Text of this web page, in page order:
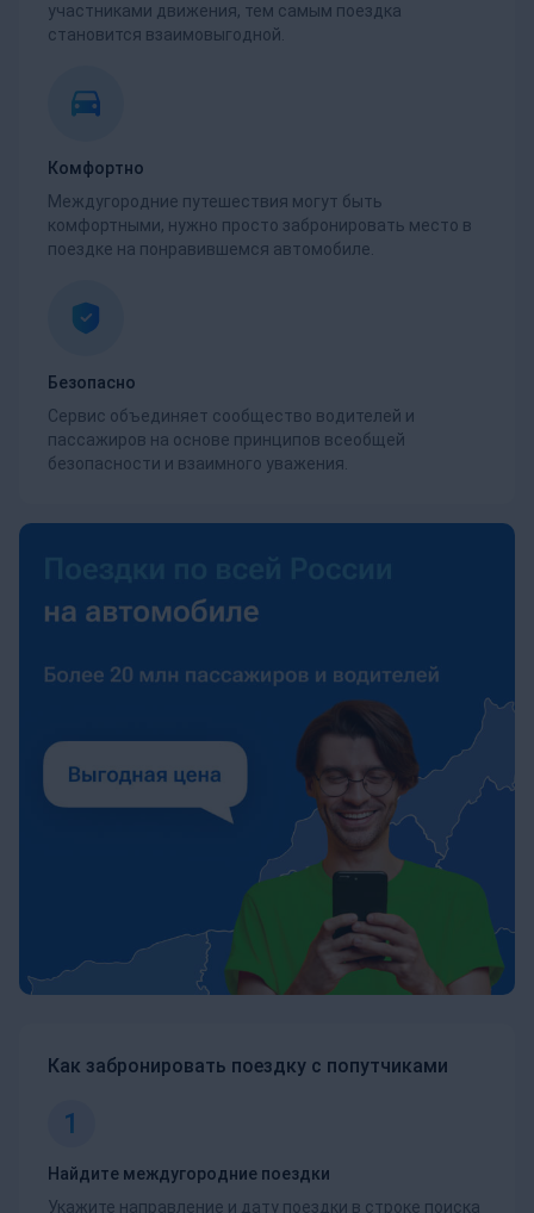
участниками движения, тем самым поездка
становится взаимовыгодной.
Комфортно
Междугородние путешествия могут быть
комфортными, нужно просто забронировать место в
поездке на понравившемся автомобиле.
Безопасно
Сервис объединяет сообщество водителей и
пассажиров на основе принципов всеобщей
безопасности и взаимного уважения.
Как забронировать поездку с попутчиками
1
Найдите междугородние поездки
Укажите направление и дату поездки в строке поиска